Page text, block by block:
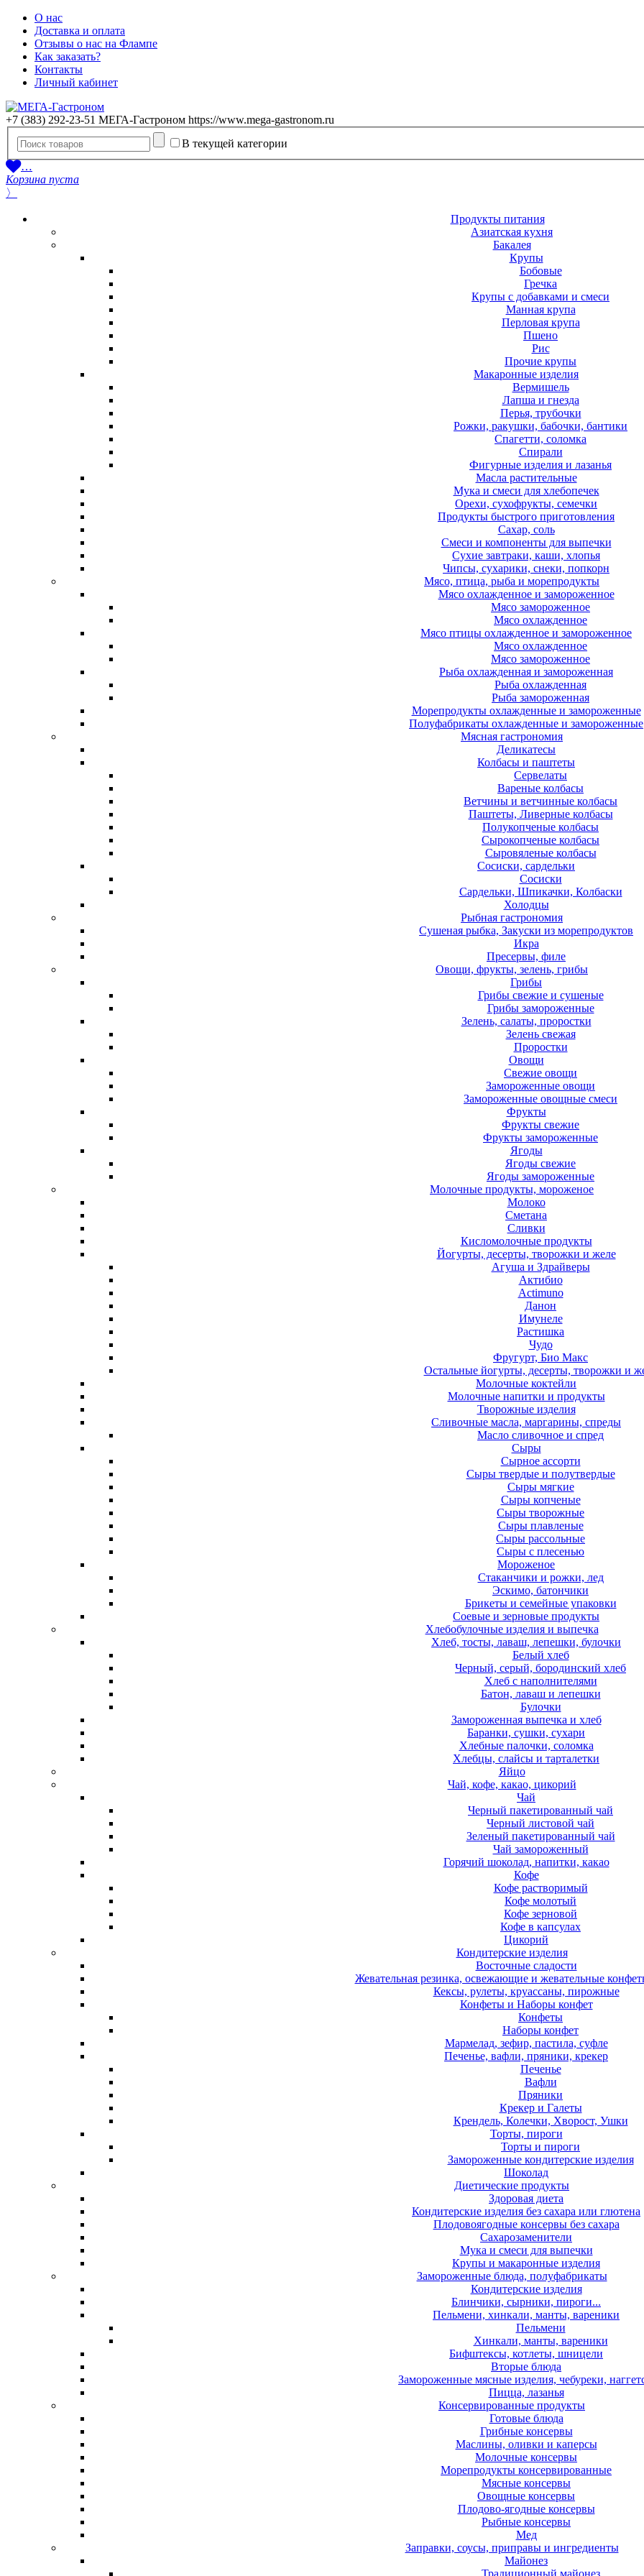
О нас
Доставка и оплата
Отзывы о нас на Флампе
Как заказать?
Контакты
Личный кабинет
+7 (383) 292-23-51 МЕГА-Гастроном https://www.mega-gastronom.ru
В текущей категории
…
Корзина пуста
〉
Продукты питания
Азиатская кухня
Бакалея
Крупы
Бобовые
Гречка
Крупы с добавками и смеси
Манная крупа
Перловая крупа
Пшено
Рис
Прочие крупы
Макаронные изделия
Вермишель
Лапша и гнезда
Перья, трубочки
Рожки, ракушки, бабочки, бантики
Спагетти, соломка
Спирали
Фигурные изделия и лазанья
Масла растительные
Мука и смеси для хлебопечек
Орехи, сухофрукты, семечки
Продукты быстрого приготовления
Сахар, соль
Смеси и компоненты для выпечки
Сухие завтраки, каши, хлопья
Чипсы, сухарики, снеки, попкорн
Мясо, птица, рыба и морепродукты
Мясо охлажденное и замороженное
Мясо замороженное
Мясо охлажденное
Мясо птицы охлажденное и замороженное
Мясо охлажденное
Мясо замороженное
Рыба охлажденная и замороженная
Рыба охлажденная
Рыба замороженная
Морепродукты охлажденные и замороженные
Полуфабрикаты охлажденные и замороженные
Мясная гастрономия
Деликатесы
Колбасы и паштеты
Сервелаты
Вареные колбасы
Ветчины и ветчинные колбасы
Паштеты, Ливерные колбасы
Полукопченые колбасы
Сырокопченые колбасы
Сыровяленые колбасы
Сосиски, сардельки
Сосиски
Сардельки, Шпикачки, Колбаски
Холодцы
Рыбная гастрономия
Сушеная рыбка, Закуски из морепродуктов
Икра
Пресервы, филе
Овощи, фрукты, зелень, грибы
Грибы
Грибы свежие и сушеные
Грибы замороженные
Зелень, салаты, проростки
Зелень свежая
Проростки
Овощи
Свежие овощи
Замороженные овощи
Замороженные овощные смеси
Фрукты
Фрукты свежие
Фрукты замороженные
Ягоды
Ягоды свежие
Ягоды замороженные
Молочные продукты, мороженое
Молоко
Сметана
Сливки
Кисломолочные продукты
Йогурты, десерты, творожки и желе
Агуша и Здрайверы
Актибио
Actimuno
Данон
Имунеле
Растишка
Чудо
Фругурт, Био Макс
Остальные йогурты, десерты, творожки и
Молочные коктейли
Молочные напитки и продукты
Творожные изделия
Сливочные масла, маргарины, спреды
Масло сливочное и спред
Сыры
Сырное ассорти
Сыры твердые и полутвердые
Сыры мягкие
Сыры копченые
Сыры творожные
Сыры плавленые
Сыры рассольные
Сыры с плесенью
Мороженое
Стаканчики и рожки, лед
Эскимо, батончики
Брикеты и семейные упаковки
Соевые и зерновые продукты
Хлебобулочные изделия и выпечка
Хлеб, тосты, лаваш, лепешки, булочки
Белый хлеб
Черный, серый, бородинский хлеб
Хлеб с наполнителями
Батон, лаваш и лепешки
Булочки
Замороженная выпечка и хлеб
Баранки, сушки, сухари
Хлебные палочки, соломка
Хлебцы, слайсы и тарталетки
Яйцо
Чай, кофе, какао, цикорий
Чай
Черный пакетированный чай
Черный листовой чай
Зеленый пакетированный чай
Чай замороженный
Горячий шоколад, напитки, какао
Кофе
Кофе растворимый
Кофе молотый
Кофе зерновой
Кофе в капсулах
Цикорий
Кондитерские изделия
Восточные сладости
Жевательная резинка, освежающие и жевательные
Кексы, рулеты, круассаны, пирожные
Конфеты и Наборы конфет
Конфеты
Наборы конфет
Мармелад, зефир, пастила, суфле
Печенье, вафли, пряники, крекер
Печенье
Вафли
Пряники
Крекер и Галеты
Крендель, Колечки, Хворост, Ушки
Торты, пироги
Торты и пироги
Замороженные кондитерские изделия
Шоколад
Диетические продукты
Здоровая диета
Кондитерские изделия без сахара или глютена
Плодовоягодные консервы без сахара
Сахарозаменители
Мука и смеси для выпечки
Крупы и макаронные изделия
Замороженные блюда, полуфабрикаты
Кондитерские изделия
Блинчики, сырники, пироги...
Пельмени, хинкали, манты, вареники
Пельмени
Хинкали, манты, вареники
Бифштексы, котлеты, шницели
Вторые блюда
Замороженные мясные изделия, чебуреки,
Пицца, лазанья
Консервированные продукты
Готовые блюда
Грибные консервы
Маслины, оливки и каперсы
Молочные консервы
Морепродукты консервированные
Мясные консервы
Овощные консервы
Плодово-ягодные консервы
Рыбные консервы
Мед
Заправки, соусы, приправы и ингредиенты
Майонез
Традиционный майонез